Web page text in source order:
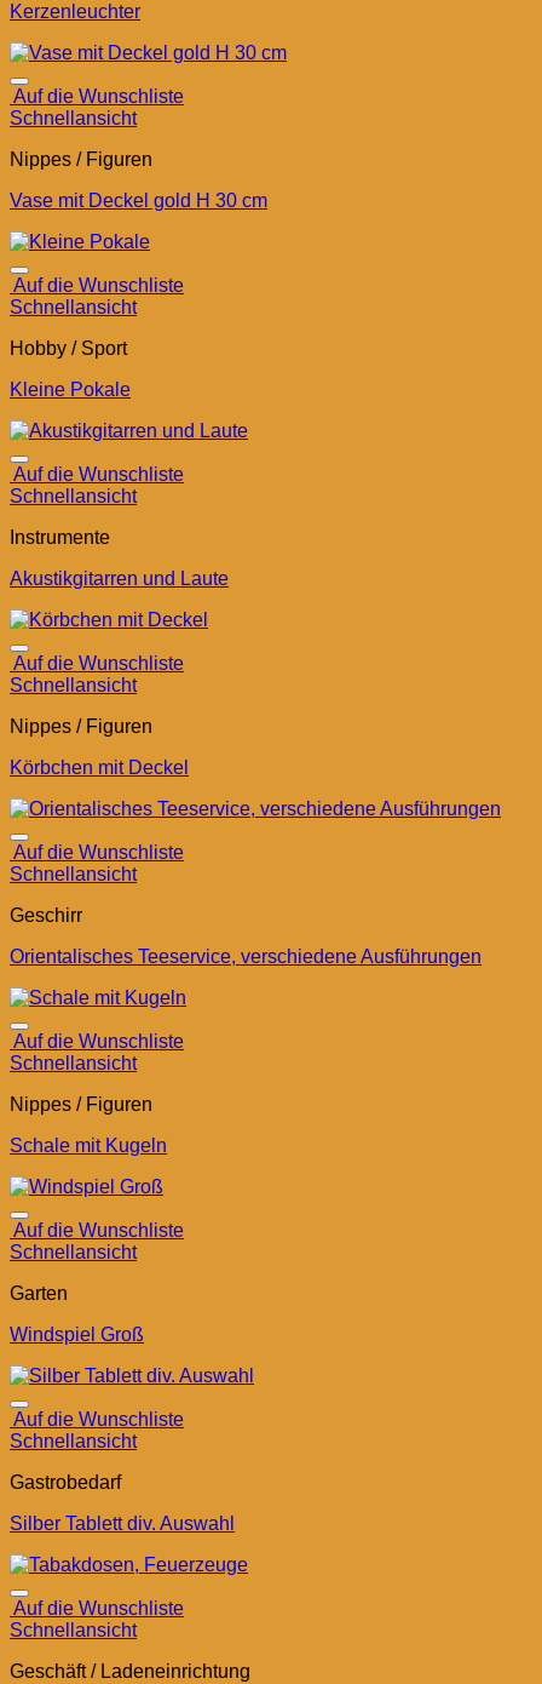
Kerzenleuchter
Auf die Wunschliste
Schnellansicht
Nippes / Figuren
Vase mit Deckel gold H 30 cm
Auf die Wunschliste
Schnellansicht
Hobby / Sport
Kleine Pokale
Auf die Wunschliste
Schnellansicht
Instrumente
Akustikgitarren und Laute
Auf die Wunschliste
Schnellansicht
Nippes / Figuren
Körbchen mit Deckel
Auf die Wunschliste
Schnellansicht
Geschirr
Orientalisches Teeservice, verschiedene Ausführungen
Auf die Wunschliste
Schnellansicht
Nippes / Figuren
Schale mit Kugeln
Auf die Wunschliste
Schnellansicht
Garten
Windspiel Groß
Auf die Wunschliste
Schnellansicht
Gastrobedarf
Silber Tablett div. Auswahl
Auf die Wunschliste
Schnellansicht
Geschäft / Ladeneinrichtung